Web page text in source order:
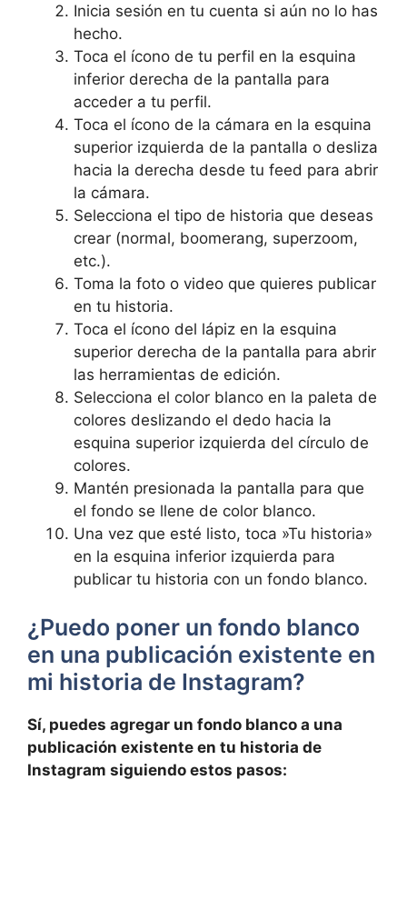
Inicia sesión en tu ⁤cuenta si aún no lo has
hecho.
Toca​ el⁣ ícono de tu perfil ⁣en la esquina
inferior derecha de la pantalla para
acceder a⁢ tu perfil.
Toca‌ el ícono de la cámara en la ‌esquina
superior izquierda de la pantalla o desliza
hacia la derecha desde tu feed para ⁢abrir
la cámara.
Selecciona el tipo de historia que deseas
crear (normal, boomerang, superzoom,
etc.).
Toma la foto o video que⁢ quieres publicar
en tu historia.
Toca el ícono del lápiz ⁢en la esquina ​
superior derecha de⁤ la pantalla para abrir
las ​herramientas de edición.
Selecciona⁤ el color blanco⁤ en la paleta de
colores deslizando el dedo ⁢hacia la
esquina superior izquierda del círculo de
colores.
Mantén presionada la pantalla para ​que ​
el fondo se llene⁣ de color blanco.
Una vez que esté listo, toca ⁣»Tu historia»
en la esquina inferior izquierda ‌para
publicar tu historia con un ​fondo blanco.
¿Puedo poner un fondo ⁣blanco
‌en‌ una publicación existente⁤ en
mi⁤ historia de Instagram?
Sí, puedes agregar ⁤un fondo blanco a una
publicación existente en tu historia de
Instagram siguiendo estos ‍pasos: